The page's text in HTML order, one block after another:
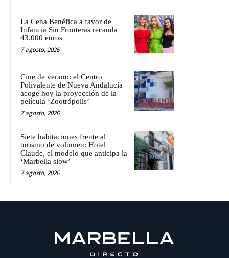
La Cena Benéfica a favor de
Infancia Sin Fronteras recauda
43.000 euros
7 agosto, 2026
Cine de verano: el Centro
Polivalente de Nueva Andalucía
acoge hoy la proyección de la
película ‘Zootrópolis’
7 agosto, 2026
Siete habitaciones frente al
turismo de volumen: Hotel
Claude, el modelo que anticipa la
‘Marbella slow’
7 agosto, 2026